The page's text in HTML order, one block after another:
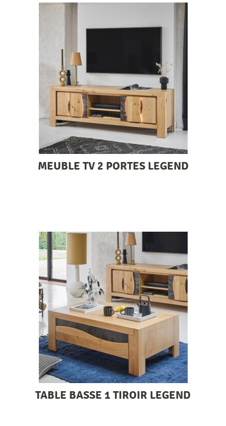
MEUBLE TV 2 PORTES LEGEND
TABLE BASSE 1 TIROIR LEGEND